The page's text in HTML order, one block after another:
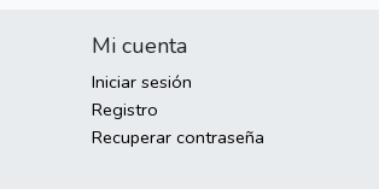
Mi cuenta
Iniciar sesión
Registro
Recuperar contraseña